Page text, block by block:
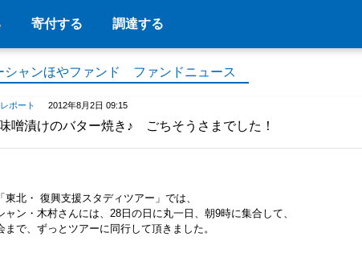
寄付する 調達する
シャンほやファンド ファンドニュース
ポート 2012年8月2日 09:15
噌漬けのバター焼き♪ ごちそうさまでした！
東北・ 復興支援スタディツアー」では、
ャン・木村さんには、28日の日に丸一日、朝9時に集合して、
まで、ずっとツアーに同行して頂きました。